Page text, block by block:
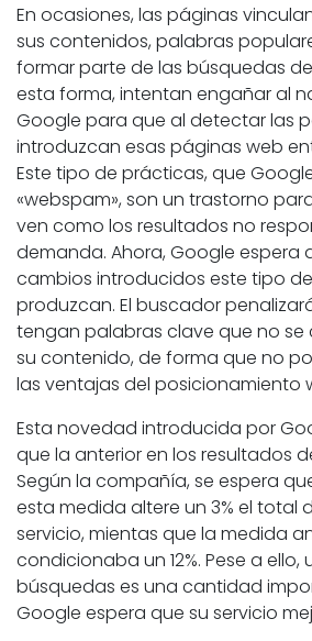
En ocasiones, las páginas
sus contenidos, palabras
formar parte de las búsquedas
esta forma, intentan engañar al
Google para que al detectar las
introduzcan esas páginas web
Este tipo de prácticas, que
«webspam», son un trastorno
ven como los resultados no
demanda. Ahora, Google espera
cambios introducidos este tipo
produzcan. El buscador
tengan palabras clave que no
su contenido, de forma que no
las ventajas del posicionamiento
Esta novedad introducida por
que la anterior en los resultados
Según la compañía, se espera
esta medida altere un 3% el total
servicio, mientas que la medida
condicionaba un 12%. Pese a ello,
búsquedas es una cantidad
Google espera que su servicio